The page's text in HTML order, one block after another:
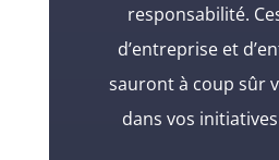
responsabilité.
d’entreprise et
sauront à coup sûr
dans vos